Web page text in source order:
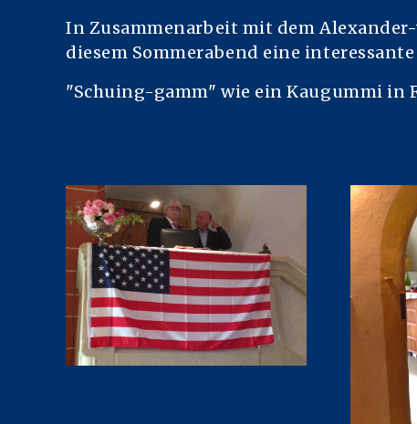
In Zusammenarbeit mit dem
diesem Sommerabend eine
"Schuing-gamm" wie ein Kaugummi in